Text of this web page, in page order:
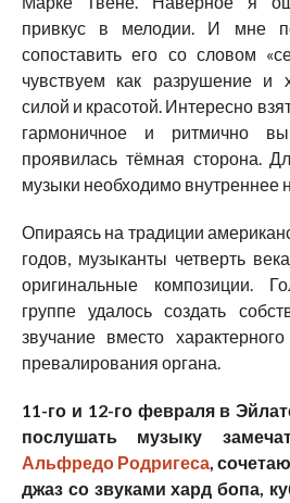
привкус в мелодии. И мне
сопоставить его со словом
чувствуем как разрушение и
силой и красотой. Интересно
гармоничное и ритмично
проявилась тёмная сторона.
музыки необходимо внутреннее
Опираясь на традиции
годов, музыканты четверть
оригинальные композиции.
группе удалось создать
звучание вместо
превалирования органа.
11-го и 12-го февраля в
послушать музыку
Альфредо Родригеса,
джаз со звуками хард бопа,